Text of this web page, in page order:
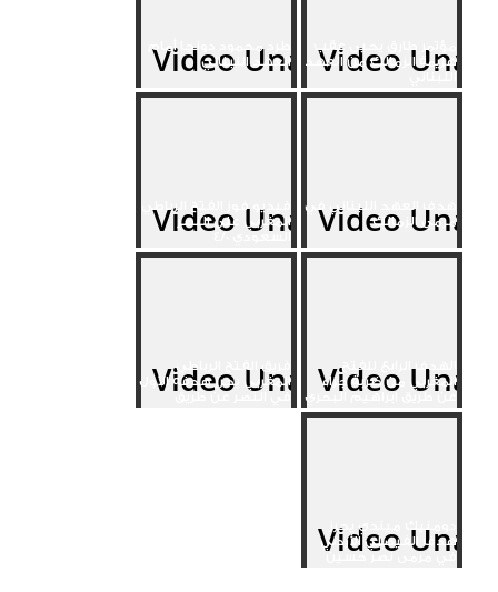
مؤتمر طارق يحيى عقب
هزيمة الزمالك من العهد
طرد محمود دونجا أمام
العهد اللبناني
هدف العهد اللبناني في
مرمى الزمالك
فيديو فوز الفتح الرباطي
المغربي على النصر
الهدف الرابع للفتح
المغربي من ضربة جزاء
عن طريق ابراهيم البحري
فريق الفتح الرباطي
المغربي يحرز هدفه الأول
محمد...
دومنيك ميندي يحرز
هدف الفيصلي الأردني
داي